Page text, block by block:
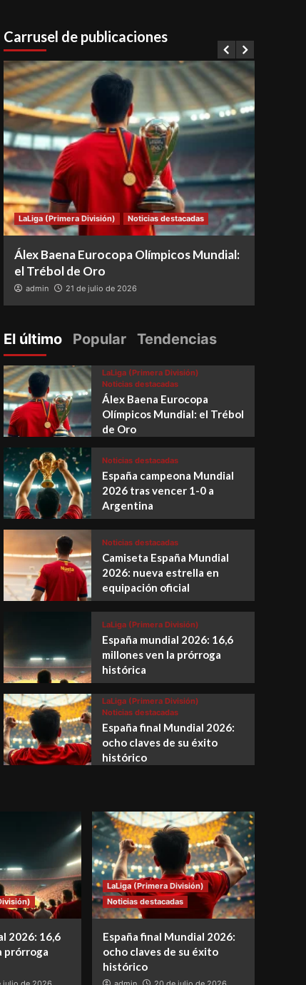
Carrusel de publicaciones
LaLiga (Primera División) Noticias destacadas
Álex Baena Eurocopa Olímpicos Mundial:
el Trébol de Oro
admin 21 de julio de 2026
El último Popular Tendencias
LaLiga (Primera División)
Noticias destacadas
Álex Baena Eurocopa
Olímpicos Mundial: el Trébol
de Oro
Noticias destacadas
España campeona Mundial
2026 tras vencer 1-0 a
Argentina
Noticias destacadas
Camiseta España Mundial
2026: nueva estrella en
equipación oficial
LaLiga (Primera División)
España mundial 2026: 16,6
millones ven la prórroga
histórica
LaLiga (Primera División)
Noticias destacadas
España final Mundial 2026:
ocho claves de su éxito
histórico
2026: 16,6
prórroga
LaLiga (Primera División)
Noticias destacadas
España final Mundial 2026:
ocho claves de su éxito
histórico